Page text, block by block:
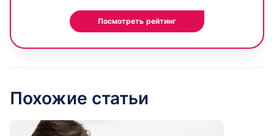
Посмотреть рейтинг
Похожие статьи